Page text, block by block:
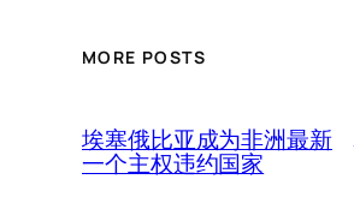
MORE POSTS
埃塞俄比亚成为非洲最新
一个主权违约国家